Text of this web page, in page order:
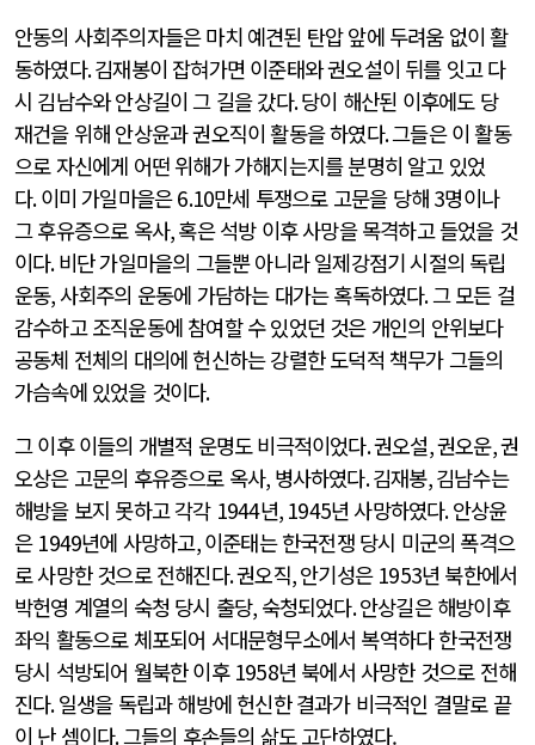
안동의 사회주의자들은 마치 예견된 탄압 앞에 두려움 없이 활
동하였다.김재봉이 잡혀가면 이준태와 권오설이 뒤를 잇고 다
시 김남수와 안상길이 그 길을 갔다.당이 해산된 이후에도 당
재건을 위해 안상윤과 권오직이 활동을 하였다.그들은 이 활동
으로 자신에게 어떤 위해가 가해지는지를 분명히 알고 있었
다.이미 가일마을은6.10만세 투쟁으로 고문을 당해 3명이나
그 후유증으로 옥사,혹은 석방 이후 사망을 목격하고 들었을 것
이다.비단 가일마을의 그들뿐 아니라 일제강점기 시절의 독립
운동,사회주의 운동에 가담하는 대가는 혹독하였다.그 모든 걸
감수하고 조직운동에 참여할 수 있었던 것은 개인의 안위보다
공동체 전체의 대의에 헌신하는 강렬한 도덕적 책무가 그들의
가슴속에 있었을 것이다.
그 이후 이들의 개별적 운명도 비극적이었다.권오설,권오운,권
오상은 고문의 후유증으로 옥사, 병사하였다.김재봉,김남수는
해방을 보지 못하고 각각 1944년, 1945년 사망하였다.안상윤
은 1949년에 사망하고,이준태는 한국전쟁 당시 미군의 폭격으
로 사망한 것으로 전해진다.권오직,안기성은 1953년 북한에서
박헌영 계열의 숙청 당시 출당, 숙청되었다.안상길은 해방이후
좌익 활동으로 체포되어 서대문형무소에서 복역하다 한국전쟁
당시 석방되어 월북한 이후 1958년 북에서 사망한 것으로 전해
진다.일생을 독립과 해방에 헌신한 결과가 비극적인 결말로 끝
이 난 셈이다.그들의 후손들의 삶도 고단하였다.